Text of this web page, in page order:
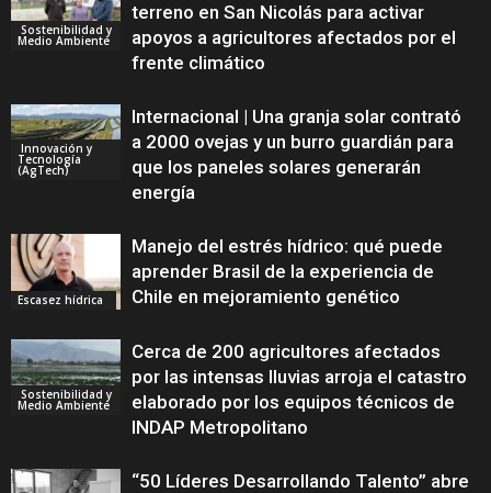
Sostenibilidad y
Medio Ambiente
terreno en San Nicolás para activar
apoyos a agricultores afectados por el
frente climático
Innovación y
Tecnología
(AgTech)
Internacional | Una granja solar contrató
a 2000 ovejas y un burro guardián para
que los paneles solares generarán
energía
Escasez hídrica
Manejo del estrés hídrico: qué puede
aprender Brasil de la experiencia de
Chile en mejoramiento genético
Sostenibilidad y
Medio Ambiente
Cerca de 200 agricultores afectados
por las intensas lluvias arroja el catastro
elaborado por los equipos técnicos de
INDAP Metropolitano
“50 Líderes Desarrollando Talento” abre